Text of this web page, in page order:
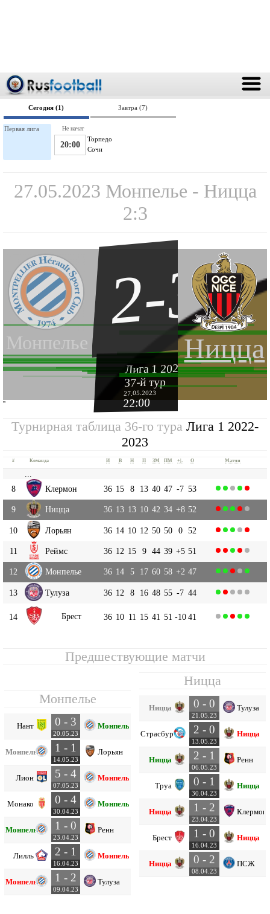
Сегодня (1) Завтра (7)
Первая лига
Торпедо
20:00 Сочи
Не начат
27.05.2023 Монпелье - Ницца
2:3
Монпелье Ницца
2-3
Лига 1 2022-2023
37-й тур
27.05.2023
22:00
''
Турнирная таблица 36-го тура Лига 1 2022-
2023
# Команда И В Н П ЗМ ПМ +|- О Матчи
8
Клермон 36 15 8 13 40 47 -7 53
9 Ницца 36 13 13 10 42 34 +8 52
10 Лорьян 36 14 10 12 50 50 0 52
11 Реймс 36 12 15 9 44 39 +5 51
12 Монпелье 36 14 5 17 60 58 +2 47
13 Тулуза 36 12 8 16 48 55 -7 44
14 Брест 36 10 11 15 41 51 -10 41
Предшествующие матчи
Монпелье
Нант 0 - 3
20.05.23
Монпелье
Монпелье 1 - 1
14.05.23
Лорьян
Лион 5 - 4
07.05.23
Монпелье
Монако 0 - 4
30.04.23
Монпелье
Монпелье 1 - 0
23.04.23
Ренн
Лилль 2 - 1
16.04.23
Монпелье
Монпелье 1 - 2
09.04.23
Тулуза
Ницца
Ницца 0 - 0
21.05.23
Тулуза
Страсбург 2 - 0
13.05.23
Ницца
Ницца 2 - 1
06.05.23
Ренн
Труа 0 - 1
30.04.23
Ницца
Ницца 1 - 2
23.04.23
Клермон
Брест 1 - 0
16.04.23
Ницца
Ницца 0 - 2
08.04.23
ПСЖ